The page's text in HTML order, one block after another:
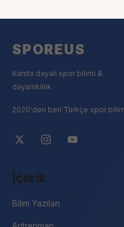
SPOREUS
Kanıta dayalı spor bilimi &
dayanıklılık
2020'den beri Türkçe spor bilimi
İçerik
Bilim Yazıları